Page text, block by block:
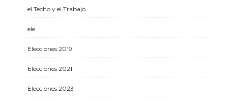
el Techo y el Trabajo
ele
Elecciones 2019
Elecciones 2021
Elecciones 2023